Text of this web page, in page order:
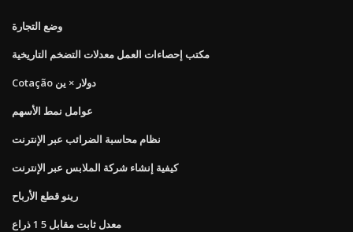
وضع التجارة
مكتب إحصاءات العمل معدلات التضخم التاريخية
Cotação دولار × ين
عوامل نمط الأسهم
نظام محاسبة الضرائب عبر الإنترنت
كيفية إنشاء شركة الملابس عبر الإنترنت
رينو قطع الأرباح
معدل ثابت مقابل 5 1 ذراع